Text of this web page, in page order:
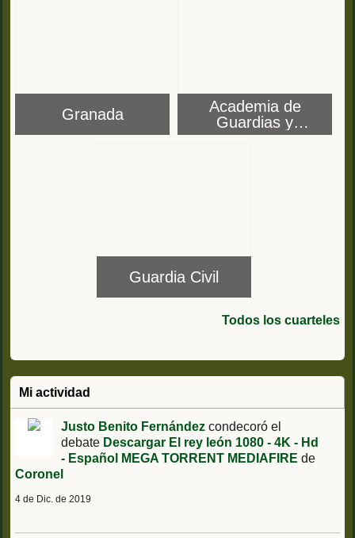
Granada
Academia de
Guardias y
Suboficiales de
Guardia Civil
Todos los cuarteles
Mi actividad
Justo Benito Fernández condecoró el
debate Descargar El rey león 1080 - 4K - Hd
- Español MEGA TORRENT MEDIAFIRE de
Coronel
4 de Dic. de 2019